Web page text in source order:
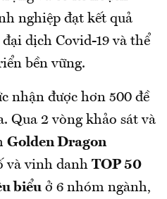
nghiệp đạt kết quả
dịch Covid-19 và thể
bền vững.
nhận được hơn 500 đề
Qua 2 vòng khảo sát và
Golden Dragon
và vinh danh TOP 50
biểu ở 6 nhóm ngành,